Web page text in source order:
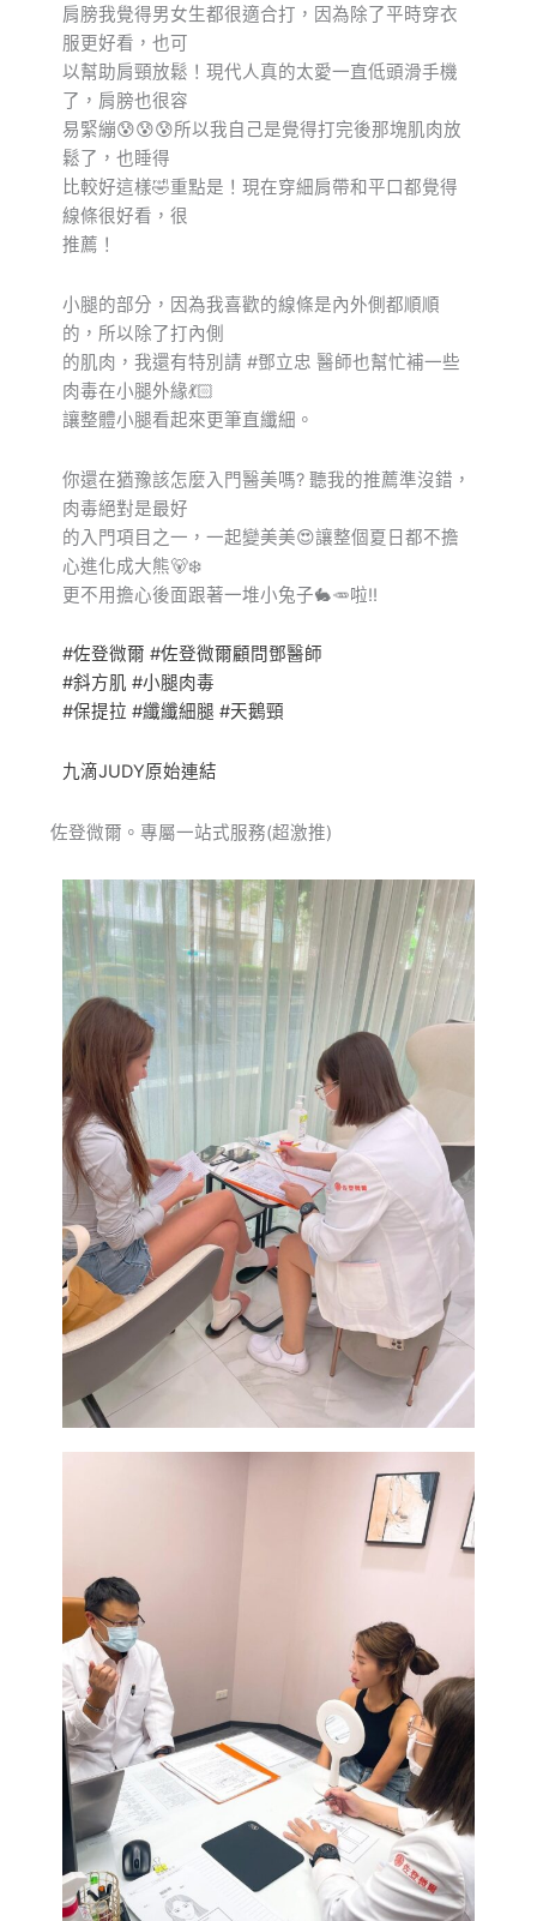
肩膀我覺得男女生都很適合打，因為除了平時穿衣
服更好看，也可
以幫助肩頸放鬆！現代人真的太愛一直低頭滑手機
了，肩膀也很容
易緊繃😰😰😰所以我自己是覺得打完後那塊肌肉放
鬆了，也睡得
比較好這樣🤣重點是！現在穿細肩帶和平口都覺得
線條很好看，很
推薦！
小腿的部分，因為我喜歡的線條是內外側都順順
的，所以除了打內側
的肌肉，我還有特別請 #鄧立忠 醫師也幫忙補一些
肉毒在小腿外緣💃🏻
讓整體小腿看起來更筆直纖細。
你還在猶豫該怎麼入門醫美嗎? 聽我的推薦準沒錯，
肉毒絕對是最好
的入門項目之一，一起變美美😍讓整個夏日都不擔
心進化成大熊🐻‍❄️
更不用擔心後面跟著一堆小兔子🐇🥕啦!!
#佐登微爾 #佐登微爾顧問鄧醫師
#斜方肌 #小腿肉毒
#保提拉 #纖纖細腿 #天鵝頸
九滴JUDY原始連結
佐登微爾。專屬一站式服務(超激推)